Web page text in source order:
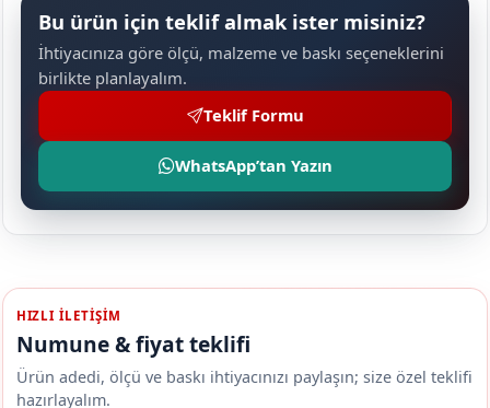
Bu ürün için teklif almak ister misiniz?
İhtiyacınıza göre ölçü, malzeme ve baskı seçeneklerini
birlikte planlayalım.
Teklif Formu
WhatsApp’tan Yazın
HIZLI ILETIŞIM
Numune & fiyat teklifi
Ürün adedi, ölçü ve baskı ihtiyacınızı paylaşın; size özel teklifi
hazırlayalım.